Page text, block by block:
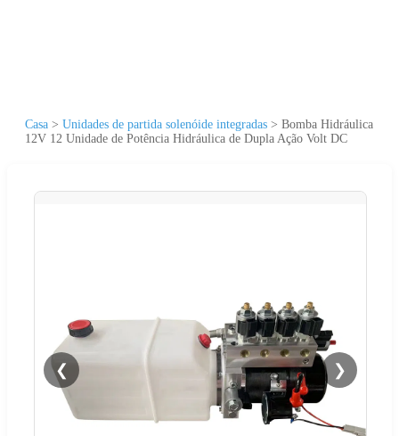
Casa > Unidades de partida solenóide integradas > Bomba Hidráulica
12V 12 Unidade de Potência Hidráulica de Dupla Ação Volt DC
❮ ❯